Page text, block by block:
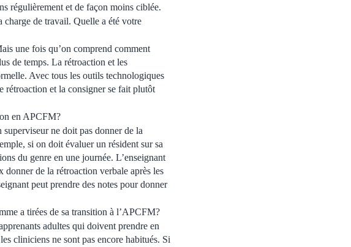
régulièrement et de façon moins ciblée.
de travail. Quelle a été votre
une fois qu’on comprend comment
de temps. La rétroaction et les
Avec tous les outils technologiques
rétroaction et la consigner se fait plutôt
en APCFM?
ne doit pas donner de la
si on doit évaluer un résident sur sa
du genre en une journée. L’enseignant
donner de la rétroaction verbale après les
peut prendre des notes pour donner
a tirées de sa transition à l’APCFM?
adultes qui doivent prendre en
cliniciens ne sont pas encore habitués. Si